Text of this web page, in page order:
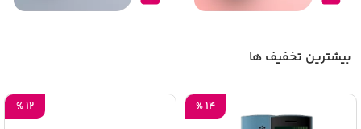
بیشترین تخفیف ها
14
%
12
%